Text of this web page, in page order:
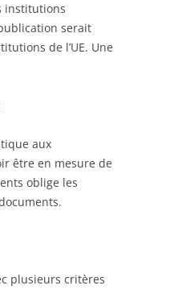
institutions
serait
de l’UE. Une
aux
être en mesure de
oblige les
plusieurs critères